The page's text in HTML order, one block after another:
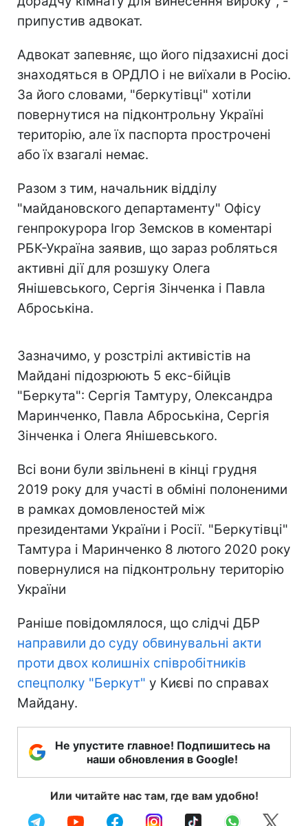
припустив адвокат.
Адвокат запевняє, що його підзахисні досі
знаходяться в ОРДЛО і не виїхали в Росію.
За його словами, "беркутівці" хотіли
повернутися на підконтрольну Україні
територію, але їх паспорта прострочені
або їх взагалі немає.
Разом з тим, начальник відділу
"майдановского департаменту" Офісу
генпрокурора Ігор Земсков в коментарі
РБК-Україна заявив, що зараз робляться
активні дії для розшуку Олега
Янішевського, Сергія Зінченка і Павла
Аброськіна.
Зазначимо, у розстрілі активістів на
Майдані підозрюють 5 екс-бійців
"Беркута": Сергія Тамтуру, Олександра
Маринченко, Павла Аброськіна, Сергія
Зінченка і Олега Янішевського.
Всі вони були звільнені в кінці грудня
2019 року для участі в обміні полоненими
в рамках домовленостей між
президентами України і Росії. "Беркутівці"
Тамтура і Маринченко 8 лютого 2020 року
повернулися на підконтрольну територію
України
Раніше повідомлялося, що слідчі ДБР
направили до суду обвинувальні акти
проти двох колишніх співробітників
спецполку "Беркут" у Києві по справах
Майдану.
Не упустите главное! Подпишитесь на
наши обновления в Google!
Или читайте нас там, где вам удобно!